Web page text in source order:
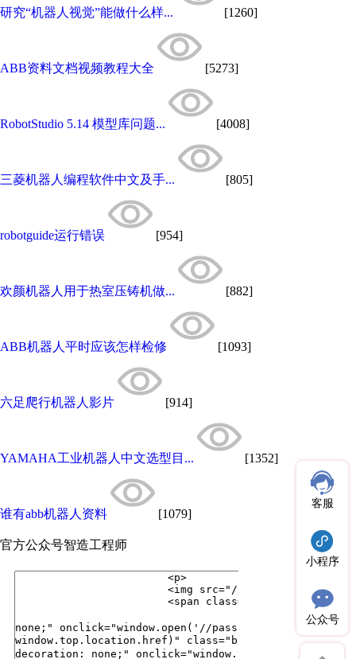
研究“机器人视觉”能做什么样... [1260]
ABB资料文档视频教程大全 [5273]
RobotStudio 5.14 模型库问题... [4008]
三菱机器人编程软件中文及手... [805]
robotguide运行错误 [954]
欢颜机器人用于热室压铸机做... [882]
ABB机器人平时应该怎样检修 [1093]
六足爬行机器人影片 [914]
YAMAHA工业机器人中文选型目... [1352]
谁有abb机器人资料 [1079]
官方公众号智造工程师
客服
小程序
公众号